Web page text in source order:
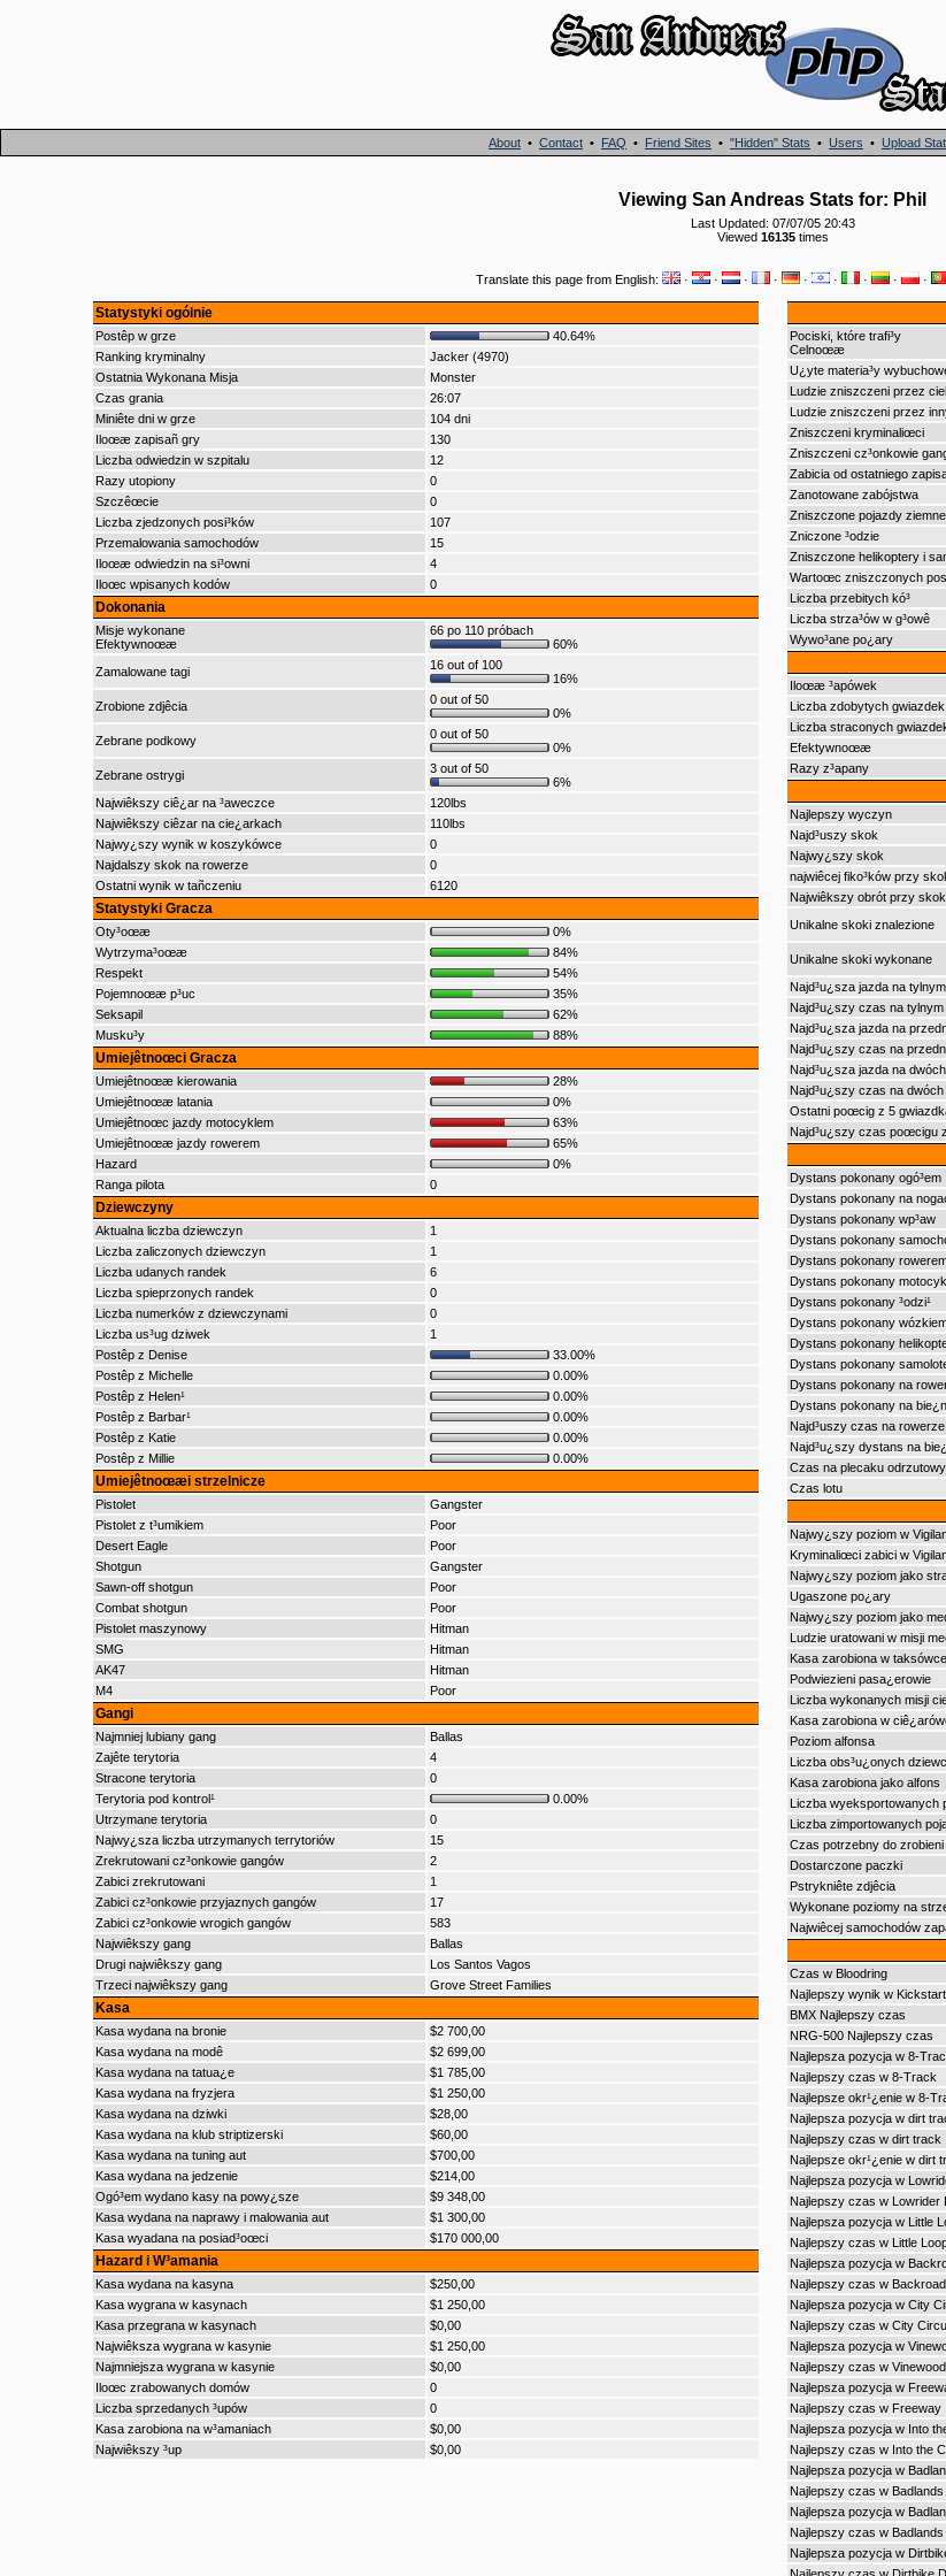
About • Contact • FAQ • Friend Sites • "Hidden" Stats • Users • Upload
Viewing San Andreas Stats for: Phil
Last Updated: 07/07/05 20:43
Viewed 16135times
Translate this page from English: · · · · · · · · ·
Statystyki ogólnie
Postêp w grze
40.64%
Ranking kryminalny
Jacker (4970)
Ostatnia Wykonana Misja
Monster
Czas grania
26:07
Miniête dni w grze
104 dni
Iloœæ zapisañ gry
130
Liczba odwiedzin w szpitalu
12
Razy utopiony
0
Szczêœcie
0
Liczba zjedzonych posi³ków
107
Przemalowania samochodów
15
Iloœæ odwiedzin na si³owni
4
Iloœc wpisanych kodów
0
Dokonania
Misje wykonane
Efektywnoœæ
66 po 110 próbach
60%
Zamalowane tagi
16 out of 100
16%
Zrobione zdjêcia
0 out of 50
0%
Zebrane podkowy
0 out of 50
0%
Zebrane ostrygi
3 out of 50
6%
Najwiêkszy ciê¿ar na ³aweczce
120lbs
Najwiêkszy ciêzar na cie¿arkach
110lbs
Najwy¿szy wynik w koszykówce
0
Najdalszy skok na rowerze
0
Ostatni wynik w tañczeniu
6120
Statystyki Gracza
Oty³oœæ
0%
Wytrzyma³oœæ
84%
Respekt
54%
Pojemnoœæ p³uc
35%
Seksapil
62%
Musku³y
88%
Umiejêtnoœci Gracza
Umiejêtnoœæ kierowania
28%
Umiejêtnoœæ latania
0%
Umiejêtnoœc jazdy motocyklem
63%
Umiejêtnoœæ jazdy rowerem
65%
Hazard
0%
Ranga pilota
0
Dziewczyny
Aktualna liczba dziewczyn
1
Liczba zaliczonych dziewczyn
1
Liczba udanych randek
6
Liczba spieprzonych randek
0
Liczba numerków z dziewczynami
0
Liczba us³ug dziwek
1
Postêp z Denise
33.00%
Postêp z Michelle
0.00%
Postêp z Helen¹
0.00%
Postêp z Barbar¹
0.00%
Postêp z Katie
0.00%
Postêp z Millie
0.00%
Umiejêtnoœæi strzelnicze
Pistolet
Gangster
Pistolet z t³umikiem
Poor
Desert Eagle
Poor
Shotgun
Gangster
Sawn-off shotgun
Poor
Combat shotgun
Poor
Pistolet maszynowy
Hitman
SMG
Hitman
AK47
Hitman
M4
Poor
Gangi
Najmniej lubiany gang
Ballas
Zajête terytoria
4
Stracone terytoria
0
Terytoria pod kontrol¹
0.00%
Utrzymane terytoria
0
Najwy¿sza liczba utrzymanych terrytoriów
15
Zrekrutowani cz³onkowie gangów
2
Zabici zrekrutowani
1
Zabici cz³onkowie przyjaznych gangów
17
Zabici cz³onkowie wrogich gangów
583
Najwiêkszy gang
Ballas
Drugi najwiêkszy gang
Los Santos Vagos
Trzeci najwiêkszy gang
Grove Street Families
Kasa
Kasa wydana na bronie
$2 700,00
Kasa wydana na modê
$2 699,00
Kasa wydana na tatua¿e
$1 785,00
Kasa wydana na fryzjera
$1 250,00
Kasa wydana na dziwki
$28,00
Kasa wydana na klub striptizerski
$60,00
Kasa wydana na tuning aut
$700,00
Kasa wydana na jedzenie
$214,00
Ogó³em wydano kasy na powy¿sze
$9 348,00
Kasa wydana na naprawy i malowania aut
$1 300,00
Kasa wyadana na posiad³oœci
$170 000,00
Hazard i W³amania
Kasa wydana na kasyna
$250,00
Kasa wygrana w kasynach
$1 250,00
Kasa przegrana w kasynach
$0,00
Najwiêksza wygrana w kasynie
$1 250,00
Najmniejsza wygrana w kasynie
$0,00
Iloœc zrabowanych domów
0
Liczba sprzedanych ³upów
0
Kasa zarobiona na w³amaniach
$0,00
Najwiêkszy ³up
$0,00
Pociski, które trafi³y
Celnoœæ
U¿yte materia³y
Ludzie zniszczeni przez
Ludzie zniszczeni przez
Zniszczeni kryminaliœci
Zniszczeni cz³onkowie
Zabicia od ostatniego
Zanotowane zabójstwa
Zniszczone pojazdy ziemne
Zniczone ³odzie
Zniszczone helikoptery i
Wartoœc zniszczonych
Liczba przebitych kó³
Liczba strza³ów w g³owê
Wywo³ane po¿ary
Iloœæ ³apówek
Liczba zdobytych gwiazdek
Liczba straconych
Efektywnoœæ
Razy z³apany
Najlepszy wyczyn
Najd³uszy skok
Najwy¿szy skok
najwiêcej fiko³ków przy
Najwiêkszy obrót przy
Unikalne skoki znalezione
Unikalne skoki wykonane
Najd³u¿sza jazda na
Najd³u¿szy czas na tylnym
Najd³u¿sza jazda na
Najd³u¿szy czas na
Najd³u¿sza jazda na
Najd³u¿szy czas na dwóch
Ostatni poœcig z 5
Najd³u¿szy czas poœcigu
Dystans pokonany ogó³em
Dystans pokonany na
Dystans pokonany wp³aw
Dystans pokonany
Dystans pokonany
Dystans pokonany
Dystans pokonany ³odzi¹
Dystans pokonany
Dystans pokonany
Dystans pokonany
Dystans pokonany na
Dystans pokonany na
Najd³uszy czas na
Najd³u¿szy dystans na
Czas na plecaku
Czas lotu
Najwy¿szy poziom w
Kryminaliœci zabici w
Najwy¿szy poziom jako
Ugaszone po¿ary
Najwy¿szy poziom jako
Ludzie uratowani w misji
Kasa zarobiona w taksówce
Podwiezieni pasa¿erowie
Liczba wykonanych misji
Kasa zarobiona w
Poziom alfonsa
Liczba obs³u¿onych
Kasa zarobiona jako alfons
Liczba wyeksportowanych
Liczba zimportowanych
Czas potrzebny do
Dostarczone paczki
Pstrykniête zdjêcia
Wykonane poziomy na
Najwiêcej samochodów
Czas w Bloodring
Najlepszy wynik w Kickstart
BMX Najlepszy czas
NRG-500 Najlepszy czas
Najlepsza pozycja w 8-
Najlepszy czas w 8-Track
Najlepsze okr¹¿enie w 8-
Najlepsza pozycja w dirt
Najlepszy czas w dirt track
Najlepsze okr¹¿enie w dirt
Najlepsza pozycja w
Najlepszy czas w Lowrider
Najlepsza pozycja w Little
Najlepszy czas w Little
Najlepsza pozycja w
Najlepszy czas w
Najlepsza pozycja w City
Najlepszy czas w City
Najlepsza pozycja w
Najlepszy czas w Vinewood
Najlepsza pozycja w
Najlepszy czas w Freeway
Najlepsza pozycja w Into
Najlepszy czas w Into the
Najlepsza pozycja w
Najlepszy czas w Badlands
Najlepsza pozycja w
Najlepszy czas w Badlands
Najlepsza pozycja w